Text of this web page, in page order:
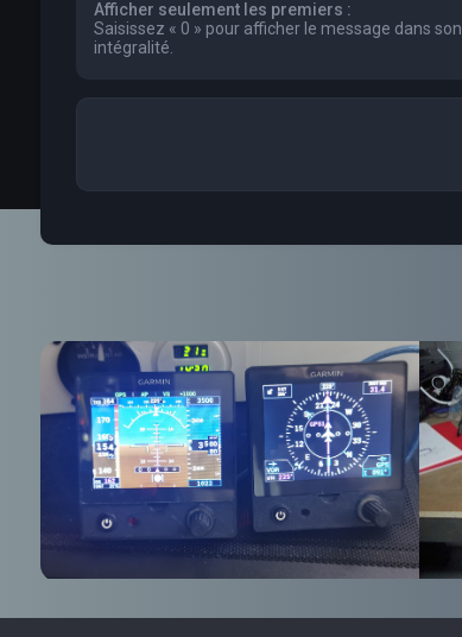
Afficher seulement les premiers :
Saisissez « 0 » pour afficher le message dans son
intégralité.